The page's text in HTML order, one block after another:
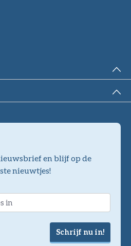
en blijf op de
nieuwtjes!
Schrijf nu in!